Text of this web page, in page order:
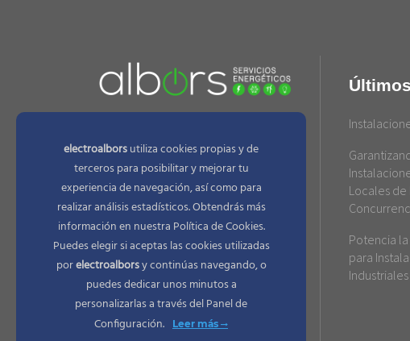
Dirección:
C/ Torres, 11 46018 VALENCIA
Telefono:
96 370 78 21
E-mail:
comercial@electroalbors.com
Locales de
Potencia
para
electroalborsutiliza cookies propias y de
terceros para posibilitar y mejorar tu
experiencia de navegación, así como para
realizar análisis estadísticos. Obtendrás más
información en nuestra Política de Cookies.
Puedes elegir si aceptas las cookies utilizadas
porelectroalborsy continúas navegando, o
puedes dedicar unos minutos a
personalizarlas a través delPanel de
Configuración.
Leer más